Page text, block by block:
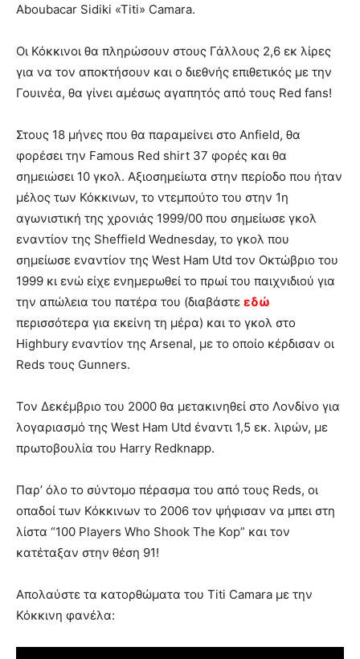
Aboubacar Sidiki «Titi» Camara.
Οι Κόκκινοι θα πληρώσουν στους Γάλλους 2,6 εκ λίρες
για να τον αποκτήσουν και ο διεθνής επιθετικός με την
Γουινέα, θα γίνει αμέσως αγαπητός από τους Red fans!
Στους 18 μήνες που θα παραμείνει στο Anfield, θα
φορέσει την Famous Red shirt 37 φορές και θα
σημειώσει 10 γκολ. Αξιοσημείωτα στην περίοδο που ήταν
μέλος των Κόκκινων, το ντεμπούτο του στην 1η
αγωνιστική της χρονιάς 1999/00 που σημείωσε γκολ
εναντίον της Sheffield Wednesday, το γκολ που
σημείωσε εναντίον της West Ham Utd τον Οκτώβριο του
1999 κι ενώ είχε ενημερωθεί το πρωί του παιχνιδιού για
την απώλεια του πατέρα του (διαβάστε εδώ
περισσότερα για εκείνη τη μέρα) και το γκολ στο
Highbury εναντίον της Arsenal, με το οποίο κέρδισαν οι
Reds τους Gunners.
Τον Δεκέμβριο του 2000 θα μετακινηθεί στο Λονδίνο για
λογαριασμό της West Ham Utd έναντι 1,5 εκ. λιρών, με
πρωτοβουλία του Harry Redknapp.
Παρ’ όλο το σύντομο πέρασμα του από τους Reds, οι
οπαδοί των Κόκκινων το 2006 τον ψήφισαν να μπει στη
λίστα “100 Players Who Shook The Kop” και τον
κατέταξαν στην θέση 91!
Απολαύστε τα κατορθώματα του Titi Camara με την
Κόκκινη φανέλα: